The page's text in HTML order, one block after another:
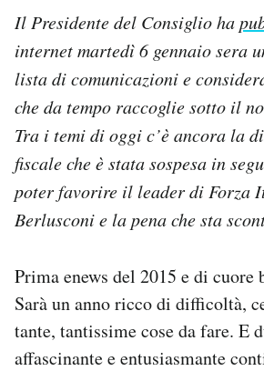
CALENDARIO
AREA PERSONALE
Area Personale
Newsletter
Notifiche mobile
Esci
Il Presidente del Consiglio ha
internet martedì 6 gennaio sera
lista di comunicazioni e
che da tempo raccoglie sotto il
Tra i temi di oggi c’è ancora la
fiscale che è stata sospesa in
poter favorire il leader di Forza
Berlusconi e la pena che sta
Prima enews del 2015 e di cuore
Sarà un anno ricco di difficoltà,
tante, tantissime cose da fare. E
affascinante e entusiasmante